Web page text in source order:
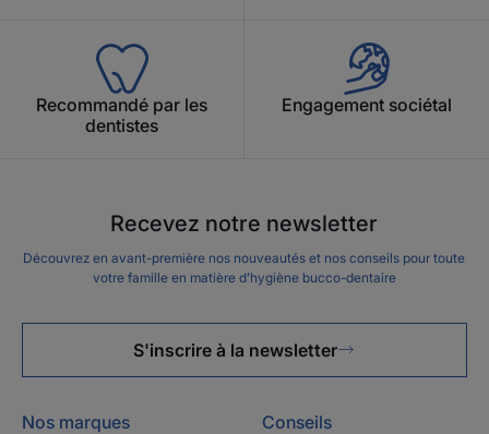
Recommandé par les
dentistes
Engagement sociétal
Recevez notre newsletter
Découvrez en avant-première nos nouveautés et nos conseils pour toute
votre famille en matière d’hygiène bucco-dentaire
S'inscrire à la newsletter
Nos marques Conseils